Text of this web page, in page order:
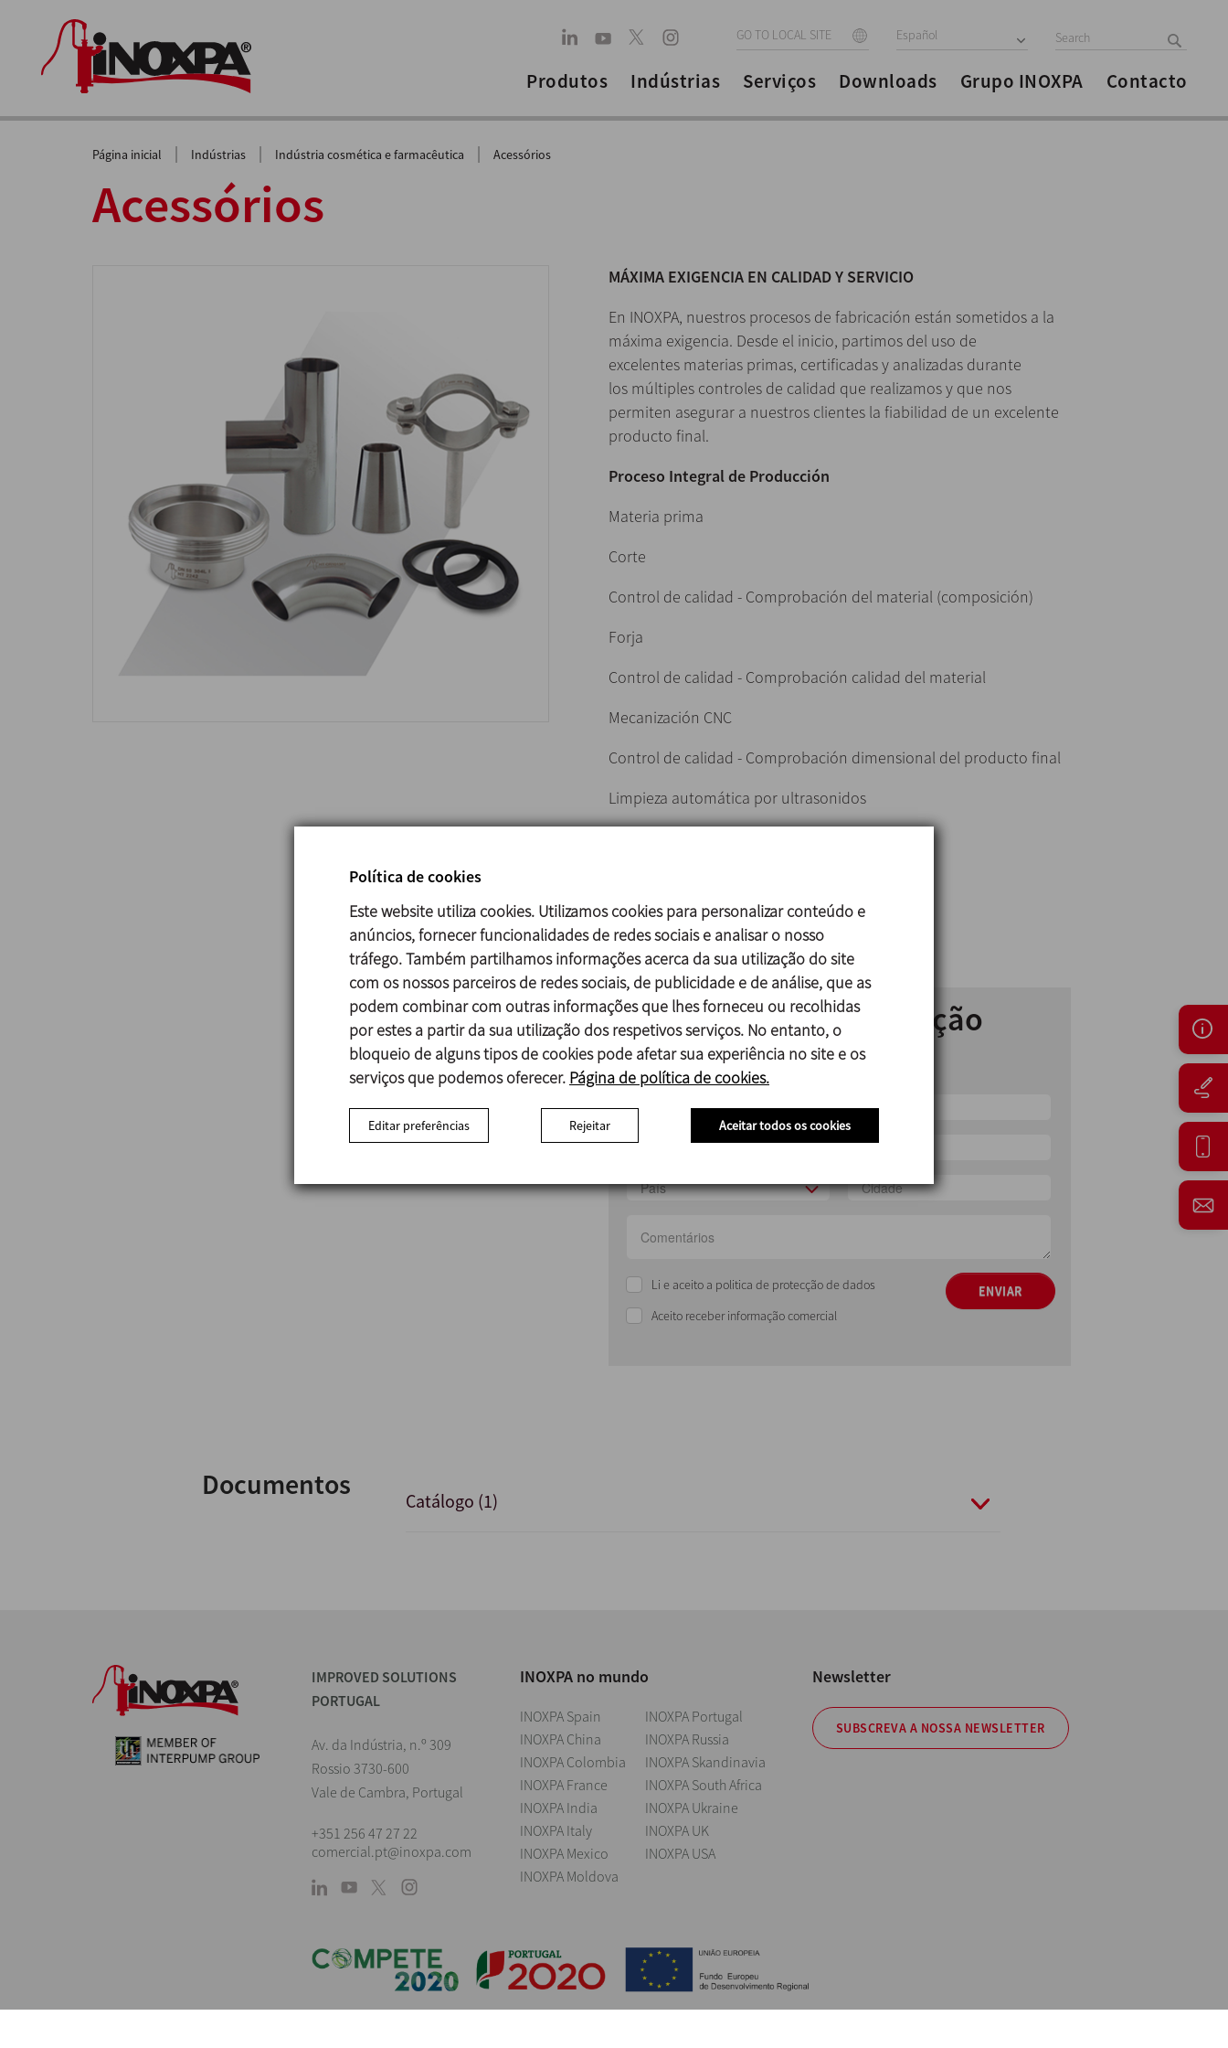
GO TO LOCAL SITE Español
Produtos Indústrias Serviços Downloads Grupo INOXPA Contacto
Página inicial | Indústrias | Indústria cosmética e farmacêutica | Acessórios
Acessórios
MÁXIMA EXIGENCIA EN CALIDAD Y SERVICIO
En INOXPA, nuestros procesos de fabricación están sometidos a la
máxima exigencia. Desde el inicio, partimos del uso de
excelentes materias primas, certificadas y analizadas durante
los múltiples controles de calidad que realizamos y que nos
permiten asegurar a nuestros clientes la fiabilidad de un excelente
producto final.
Proceso Integral de Producción
Materia prima
Corte
Control de calidad - Comprobación del material (composición)
Forja
Control de calidad - Comprobación calidad del material
Mecanización CNC
Control de calidad - Comprobación dimensional del producto final
Limpieza automática por ultrasonidos
Embalaje y envío
Descuentos especiales por su compra on-line
Solicitar informação
Acessórios
País
Li e aceito a politica de protecção de dados
Aceito receber informação comercial
ENVIAR
Documentos Catálogo (1)
IMPROVED SOLUTIONS
PORTUGAL
Av. da Indústria, n.º 309
Rossio 3730-600
Vale de Cambra, Portugal
+351 256 47 27 22
comercial.pt@inoxpa.com
INOXPA no mundo
INOXPA Spain
INOXPA China
INOXPA Colombia
INOXPA France
INOXPA India
INOXPA Italy
INOXPA Mexico
INOXPA Moldova
INOXPA Portugal
INOXPA Russia
INOXPA Skandinavia
INOXPA South Africa
INOXPA Ukraine
INOXPA UK
INOXPA USA
Newsletter
SUBSCREVA A NOSSA NEWSLETTER
Política de cookies
Este website utiliza cookies. Utilizamos cookies para personalizar conteúdo e
anúncios, fornecer funcionalidades de redes sociais e analisar o nosso
tráfego. Também partilhamos informações acerca da sua utilização do site
com os nossos parceiros de redes sociais, de publicidade e de análise, que as
podem combinar com outras informações que lhes forneceu ou recolhidas
por estes a partir da sua utilização dos respetivos serviços. No entanto, o
bloqueio de alguns tipos de cookies pode afetar sua experiência no site e os
serviços que podemos oferecer. Página de política de cookies.
Editar preferências Rejeitar Aceitar todos os cookies